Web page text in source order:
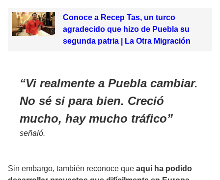
Conoce a Recep Tas, un turco
agradecido que hizo de Puebla su
segunda patria | La Otra Migración
Vi realmente a Puebla cambiar.
No sé si para bien. Creció
mucho, hay mucho tráfico
señaló.
Sin embargo, también reconoce que aquí ha podido